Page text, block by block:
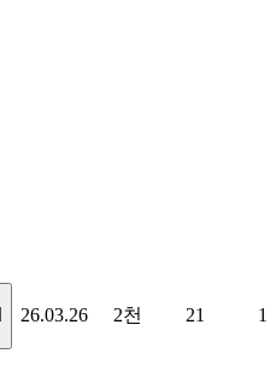
26.03.26 2천 21 1